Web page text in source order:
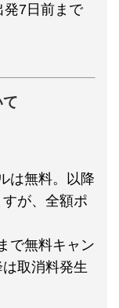
発7日前まで
は無料。以降
が、全額ポ
で無料キャン
取消料発生